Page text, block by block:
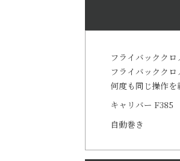
フライバッククロ
フライバッククロ
何度も同じ操作を
キャリバー F385
自動巻き